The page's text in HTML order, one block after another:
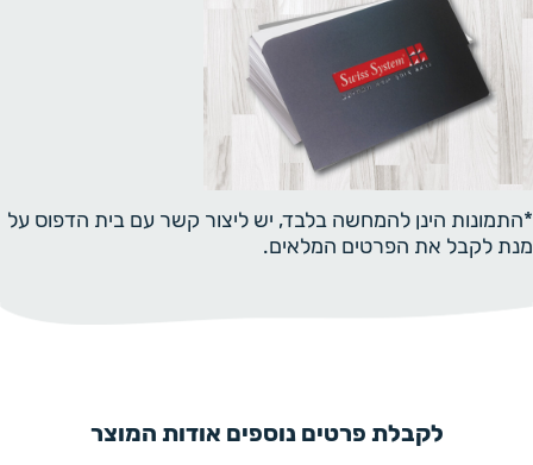
*התמונות הינן להמחשה בלבד, יש ליצור קשר עם בית הדפוס על
מנת לקבל את הפרטים המלאים.
לקבלת פרטים נוספים אודות המוצר